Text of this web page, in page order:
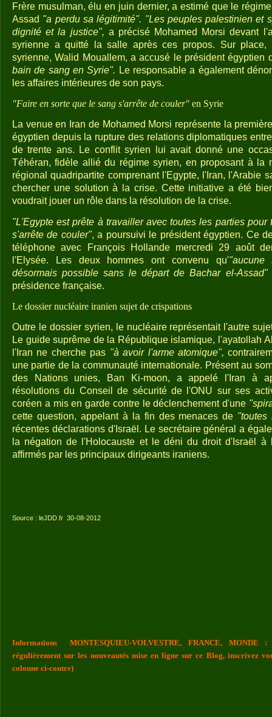
Frère musulman, élu en juin dernier, a estimé que le
Assad "a perdu sa légitimité". "Les peuples palestinien et
dignité et la justice", a précisé Mohamed Morsi devant
syrienne a quitté la salle après ces propos. Sur
syrienne, Walid Mouallem, a accusé le président égyptien
bain de sang en Syrie". Le responsable a également
les affaires intérieures de son pays.
"Faire en sorte que le sang s'arrête de couler" en Syrie
La venue en Iran de Mohamed Morsi représente la
égyptien depuis la rupture des relations diplomatiques
de trente ans. Le conflit syrien lui avait donné une
Téhéran, fidèle allié du régime syrien, en proposant à la
régional quadripartite comprenant l'Egypte, l'Iran, l'Arabie
chercher une solution à la crise. Cette initiative a été
voudrait jouer un rôle dans la résolution de la crise.
"L'Egypte est prête à travailler avec toutes les parties
s'arrête de couler", a poursuivi le président égyptien. Ce
téléphone avec François Hollande mercredi 29 août
l'Elysée. Les deux hommes ont convenu qu'"aucune
désormais possible sans le départ de Bachar el-Assad"
présidence française.
Le dossier nucléaire iranien sujet de crispations
Outre le dossier syrien, le nucléaire représentait l'autre
Le guide suprême de la République islamique, l'ayatollah
l'Iran ne cherche pas "à avoir l'arme atomique",
une partie de la communauté internationale. Présent au
des Nations unies, Ban Ki-moon, a appelé l'Iran à
résolutions du Conseil de sécurité de l'ONU sur ses
coréen a mis en garde contre le déclenchement d'une
cette question, appelant à la fin des menaces de "toutes
récentes déclarations d'Israël. Le secrétaire général a
la négation de l'Holocauste et le déni du droit d'Israël à
affirmés par les principaux dirigeants iraniens.
Source : leJDD.fr 30-08-2012
Informations MONTESQUIEU-VOLVESTRE, FRANCE, MONDE
régulièrement sur les nouveautés mise en ligne sur ce Blog, inscrivez
colonne ci-contre)